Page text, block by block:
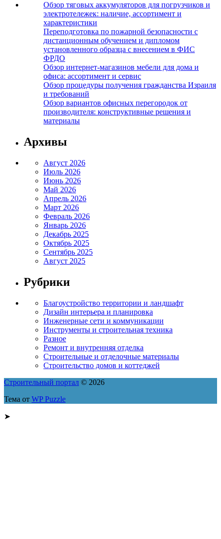
Обзор тяговых аккумуляторов для погрузчиков и
электротележек: наличие, ассортимент и
характеристики
Переподготовка по пожарной безопасности с
дистанционным обучением и дипломом
установленного образца с внесением в ФИС
ФРДО
Обзор интернет-магазинов мебели для дома и
офиса: ассортимент и сервис
Обзор процедуры получения гражданства Израиля
и требований
Обзор вариантов офисных перегородок от
производителя: конструктивные решения и
материалы
Архивы
Август 2026
Июль 2026
Июнь 2026
Май 2026
Апрель 2026
Март 2026
Февраль 2026
Январь 2026
Декабрь 2025
Октябрь 2025
Сентябрь 2025
Август 2025
Рубрики
Благоустройство территории и ландшафт
Дизайн интерьера и планировка
Инженерные сети и коммуникации
Инструменты и строительная техника
Разное
Ремонт и внутренняя отделка
Строительные и отделочные материалы
Строительство домов и коттеджей
Строительный портал © 2026
Тема от WP Puzzle
➤